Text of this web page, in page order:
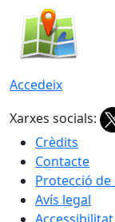
Accedeix
Xarxes socials:
Crèdits
Contacte
Protecció de
Avís legal